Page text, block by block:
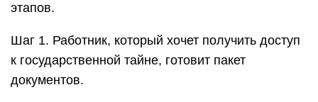
этапов.
Шаг 1. Работник, который хочет получить доступ
к государственной тайне, готовит пакет
документов.